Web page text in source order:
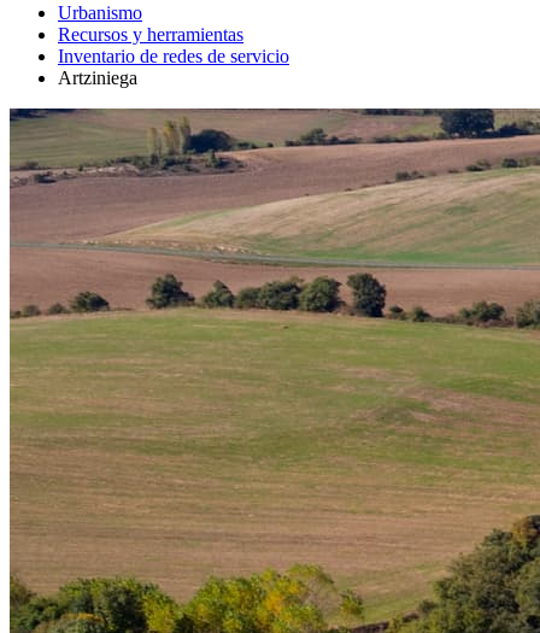
Urbanismo
Recursos y herramientas
Inventario de redes de servicio
Artziniega